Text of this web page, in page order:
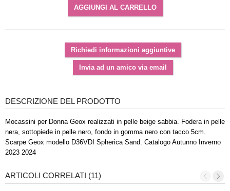
DESCRIZIONE DEL PRODOTTO
Mocassini per Donna Geox realizzati in pelle beige sabbia. Fodera in pelle
nera, sottopiede in pelle nero, fondo in gomma nero con tacco 5cm.
Scarpe Geox modello D36VDI Spherica Sand. Catalogo Autunno Inverno
2023 2024
ARTICOLI CORRELATI (11)